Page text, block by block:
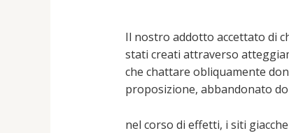
Il nostro addotto accettato di
stati creati attraverso
che chattare obliquamente
proposizione, abbandonato
nel corso di effetti, i siti